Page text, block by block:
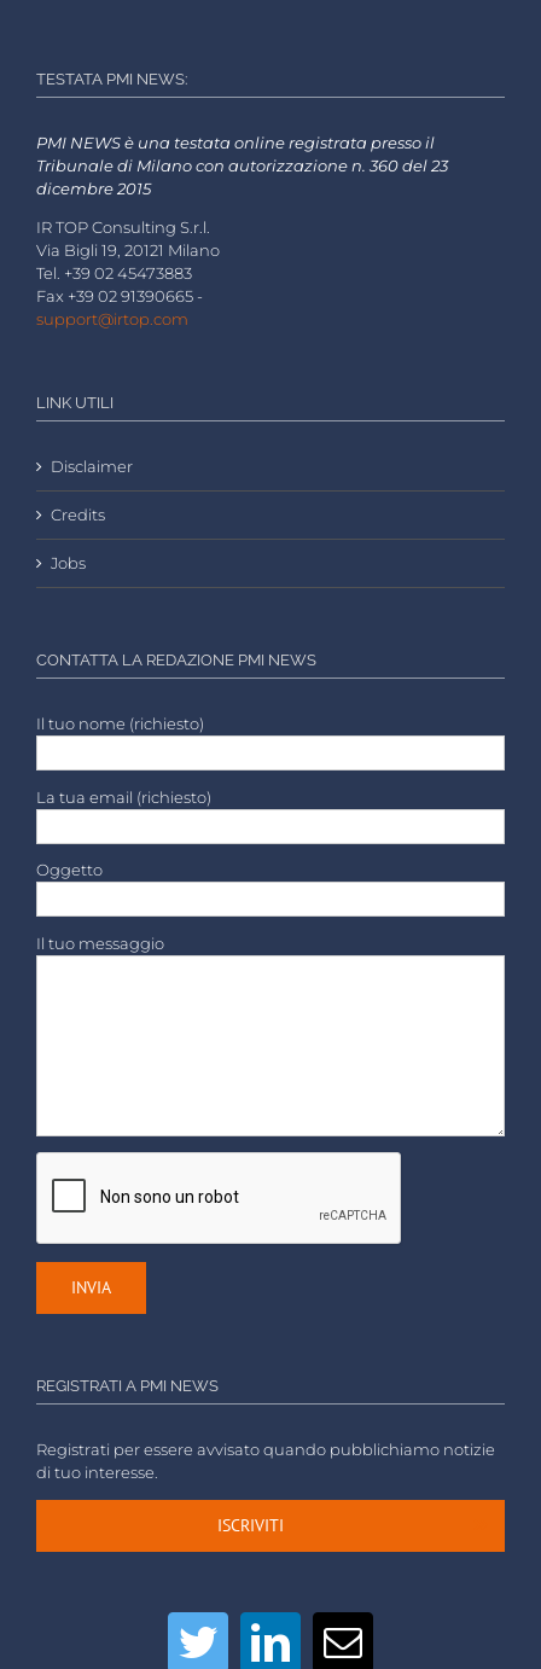
TESTATA PMI NEWS:
PMI NEWS è una testata online registrata presso il
Tribunale di Milano con autorizzazione n. 360 del 23
dicembre 2015
IR TOP Consulting S.r.l.
Via Bigli 19, 20121 Milano
Tel. +39 02 45473883
Fax +39 02 91390665 -
support@irtop.com
LINK UTILI
Disclaimer
Credits
Jobs
CONTATTA LA REDAZIONE PMI NEWS
Il tuo nome (richiesto)
La tua email (richiesto)
Oggetto
Il tuo messaggio
REGISTRATI A PMI NEWS
Registrati per essere avvisato quando pubblichiamo notizie
di tuo interesse.
ISCRIVITI